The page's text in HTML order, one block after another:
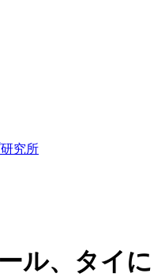
究所
ル、タイに